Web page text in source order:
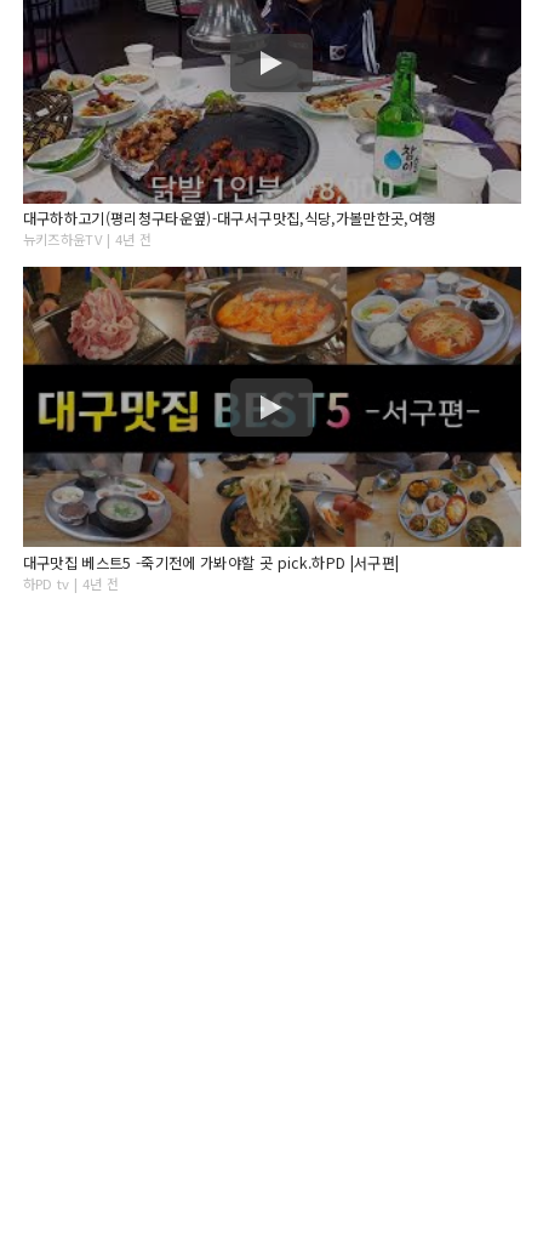
대구하하고기(평리청구타운옆)-대구서구맛집,식당,가볼만한곳,여행
뉴키즈하윤TV | 4년 전
대구맛집 베스트5 -죽기전에 가봐야할 곳 pick.하PD |서구편|
하PD tv | 4년 전